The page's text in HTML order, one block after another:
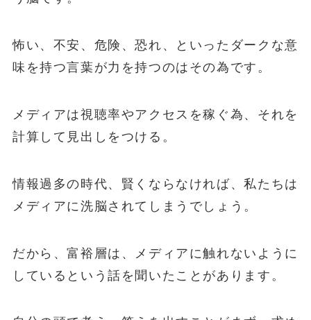
怖い、不安、危険、恐れ、といったダークな意
味を持つ言葉が力を持つのはその為です。
メディアは視聴率やアクセスを稼ぐ為、それを
計算して見出しをつける。
情報過多の時代、賢くならなければ、私たちは
メディアに洗脳されてしまうでしょう。
だから、富裕層は、メディアに触れないように
しているという話を聞いたことがあります。